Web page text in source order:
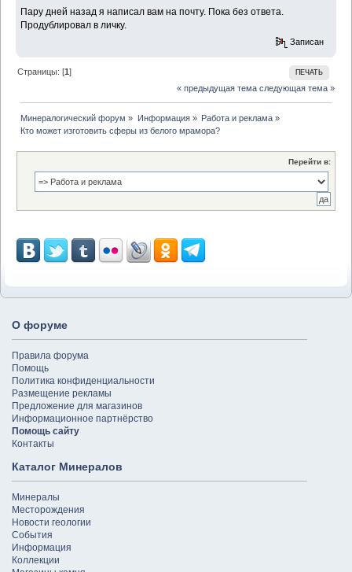
Пару дней назад я написал вам на почту. Пока без ответа.
Продублировал в личку.
Записан
ПЕЧАТЬ
Страницы: [1]
« предыдущая тема следующая тема »
Минералогический форум » Информация» Работа и реклама»
Кто может изготовить сферы из белого мрамора?
Перейти в:
О форуме
Правила форума
Помощь
Политика конфиденциальности
Размещение рекламы
Предложение для магазинов
Информационное партнёрство
Помощь сайту
Контакты
Каталог Минералов
Минералы
Месторождения
Новости геологии
События
Информация
Коллекции